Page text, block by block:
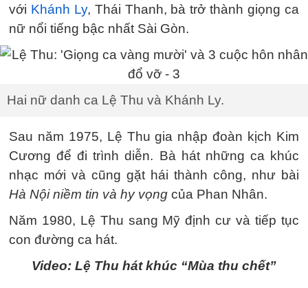
với Khánh Ly, Thái Thanh, bà trở thành giọng ca
nữ nổi tiếng bậc nhất Sài Gòn.
Hai nữ danh ca Lệ Thu và Khánh Ly.
Sau năm 1975, Lệ Thu gia nhập đoàn kịch Kim
Cương để đi trình diễn. Bà hát những ca khúc
nhạc mới và cũng gặt hái thành công, như bài
Hà Nội niềm tin và hy vọng của Phan Nhân.
Năm 1980, Lệ Thu sang Mỹ định cư và tiếp tục
con đường ca hát.
Video: Lệ Thu hát khúc “Mùa thu chết”